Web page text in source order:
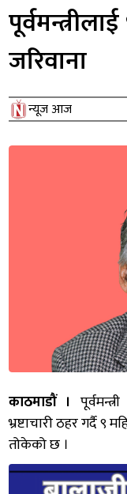
जरिवाना
न्यूज आज
काठमाडौं ।
भ्रष्टाचारी ठहर गर्दै
तोकेको छ ।